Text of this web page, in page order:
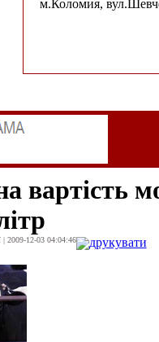
м.Коломия,
вартість
2009-12-03 04:04:46 друкувати